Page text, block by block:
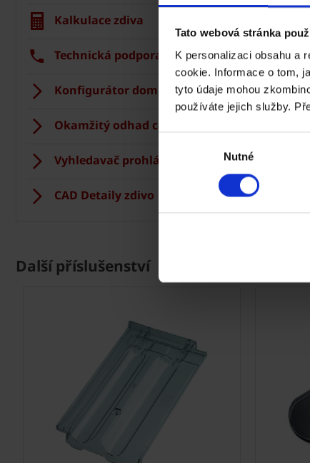
Tato webová stránka
K personalizaci obsahu a
cookie. Informace o tom,
tyto údaje mohou
používáte jejich služby.
souhlasu
Nutné
Kalkulace zdiva
Technická podpora
Konfigurátor domu
Okamžitý odhad ceny stropu
Vyhledavač prohlášení DoP
CAD Detaily zdivo
Další příslušenství